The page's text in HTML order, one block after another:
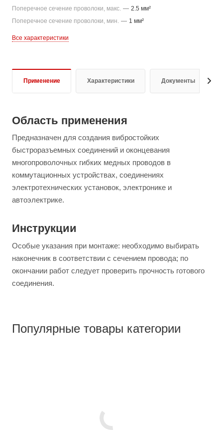
Поперечное сечение проволоки, макс. — 2.5 мм²
Поперечное сечение проволоки, мин. — 1 мм²
Все характеристики
Применение Характеристики Документы
Область применения
Предназначен для создания вибростойких
быстроразъемных соединений и оконцевания
многопроволочных гибких медных проводов в
коммутационных устройствах, соединениях
электротехнических установок, электронике и
автоэлектрике.
Инструкции
Особые указания при монтаже: необходимо выбирать
наконечник в соответствии с сечением провода; по
окончании работ следует проверить прочность готового
соединения.
Популярные товары категории